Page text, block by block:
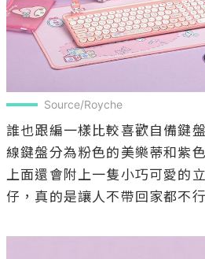
Source/Royche
誰也跟編一樣比較喜歡自備鍵
線鍵盤分為粉色的美樂蒂和紫
上面還會附上一隻小巧可愛的
仔，真的是讓人不帶回家都不